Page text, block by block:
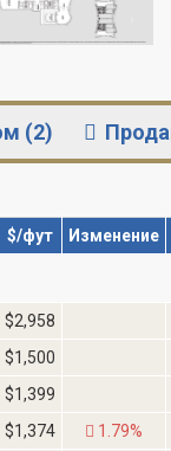
(2)
$/фут Изменение
$2,958
$1,500
$1,399
$1,374 1.79%